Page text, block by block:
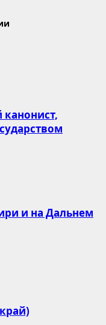
и на Дальнем